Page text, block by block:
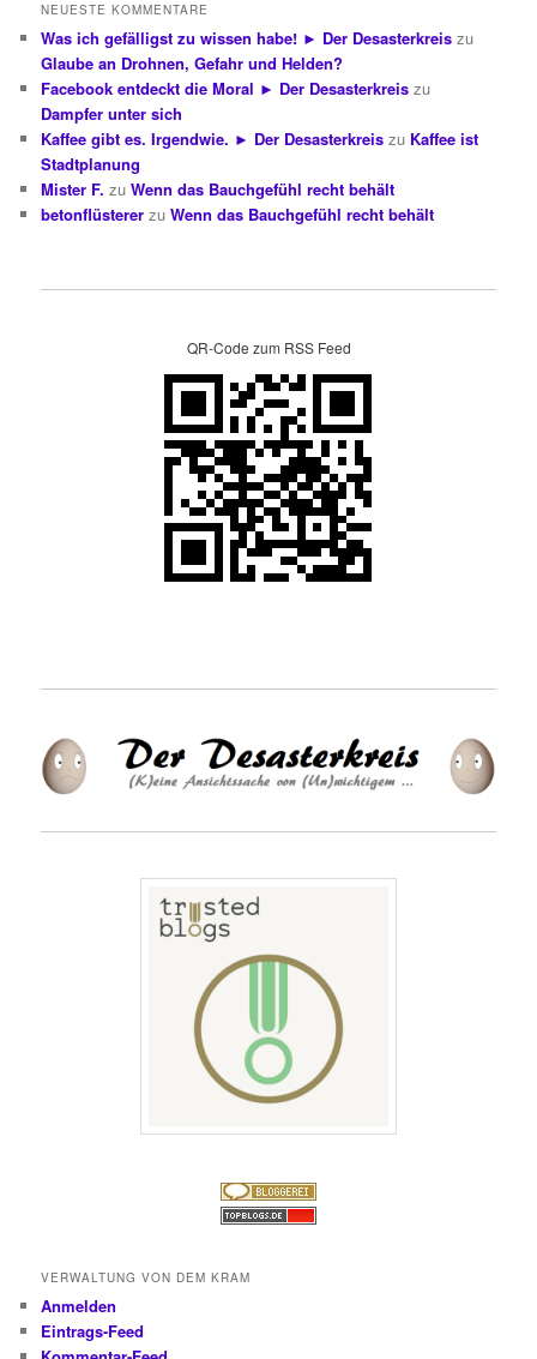
NEUESTE KOMMENTARE
Was ich gefälligst zu wissen habe! ► Der Desasterkreis zu
Glaube an Drohnen, Gefahr und Helden?
Facebook entdeckt die Moral ► Der Desasterkreis zu
Dampfer unter sich
Kaffee gibt es. Irgendwie. ► Der Desasterkreis zu Kaffee ist
Stadtplanung
Mister F. zuWenn das Bauchgefühl recht behält
betonflüsterer zuWenn das Bauchgefühl recht behält
QR-Code zum RSS Feed
VERWALTUNG VON DEM KRAM
Anmelden
Eintrags-Feed